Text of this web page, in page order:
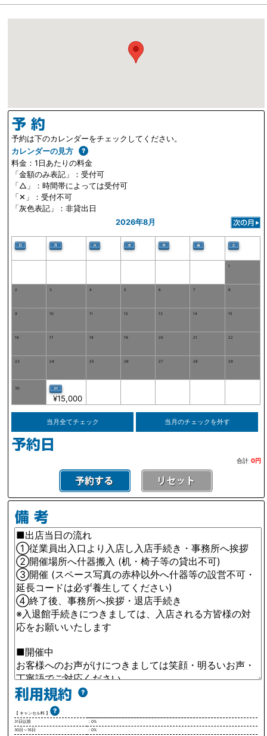
予約は下のカレンダーをチェックしてください。
カレンダーの見方
料金：1日あたりの料金
「金額のみ表記」：受付可
「△」：時間帯によっては受付可
「✕」：受付不可
「灰色表記」：非貸出日
2026年8月
日 月 火 水 木 金 土
1
2 3 4 5 6 7 8
9 10 11 12 13 14 15
16 17 18 19 20 21 22
23 24 25 26 27 28 29
30 31
¥15,000
当月全てチェック 当月のチェックを外す
合計 0円
【 キャンセル料 】
31日以前
：0%
30日～16日
：0%